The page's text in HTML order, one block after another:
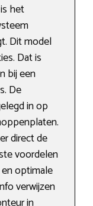
het
Dit model
Dat is
bij een
De
in op
direct de
voordelen
optimale
verwijzen